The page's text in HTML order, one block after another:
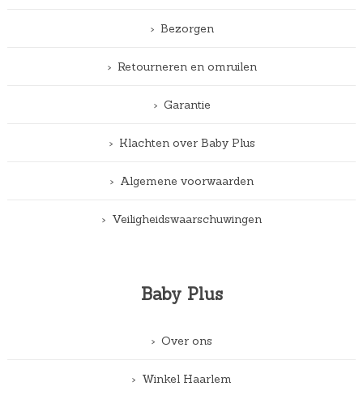
Bezorgen
Retourneren en omruilen
Garantie
Klachten over Baby Plus
Algemene voorwaarden
Veiligheidswaarschuwingen
Baby Plus
Over ons
Winkel Haarlem